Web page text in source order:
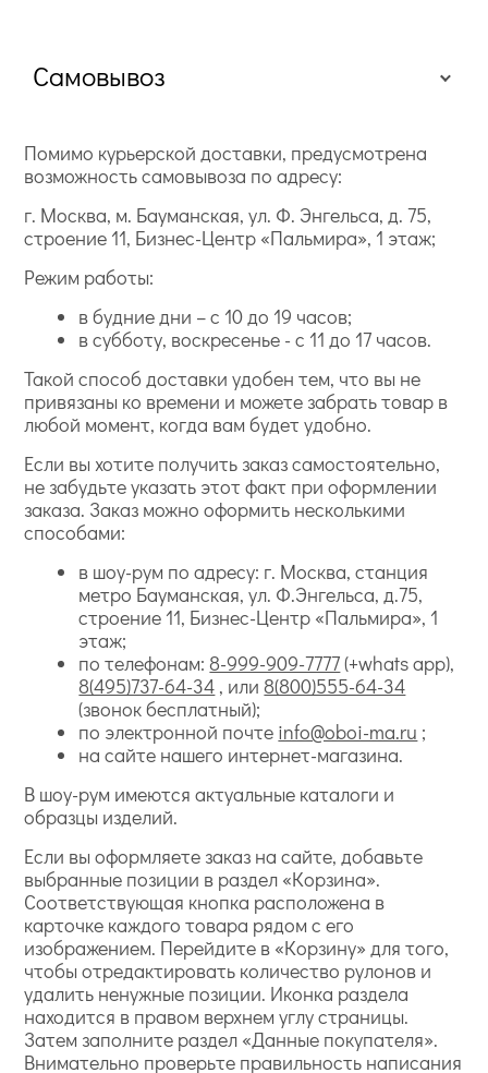
Самовывоз
Помимо курьерской доставки, предусмотрена
возможность самовывоза по адресу:
г. Москва, м. Бауманская, ул. Ф. Энгельса, д. 75,
строение 11, Бизнес-Центр «Пальмира», 1 этаж;
Режим работы:
в будние дни – с 10 до 19 часов;
в субботу, воскресенье - с 11 до 17 часов.
Такой способ доставки удобен тем, что вы не
привязаны ко времени и можете забрать товар в
любой момент, когда вам будет удобно.
Если вы хотите получить заказ самостоятельно,
не забудьте указать этот факт при оформлении
заказа. Заказ можно оформить несколькими
способами:
в шоу-рум по адресу: г. Москва, станция
метро Бауманская, ул. Ф.Энгельса, д.75,
строение 11, Бизнес-Центр «Пальмира», 1
этаж;
по телефонам: 8-999-909-7777(+whats app),
8(495)737-64-34 , или 8(800)555-64-34
(звонок бесплатный);
по электронной почте info@oboi-ma.ru ;
на сайте нашего интернет-магазина.
В шоу-рум имеются актуальные каталоги и
образцы изделий.
Если вы оформляете заказ на сайте, добавьте
выбранные позиции в раздел «Корзина».
Соответствующая кнопка расположена в
карточке каждого товара рядом с его
изображением. Перейдите в «Корзину» для того,
чтобы отредактировать количество рулонов и
удалить ненужные позиции. Иконка раздела
находится в правом верхнем углу страницы.
Затем заполните раздел «Данные покупателя».
Внимательно проверьте правильность написания